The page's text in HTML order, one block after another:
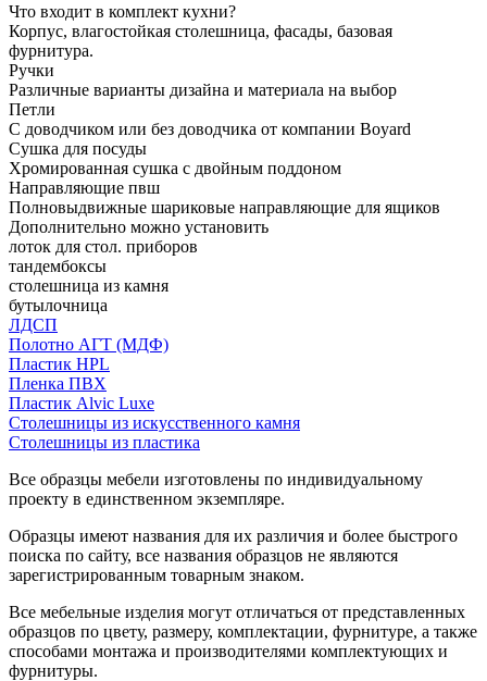
Что входит в комплект кухни?
Корпус, влагостойкая столешница, фасады, базовая
фурнитура.
Ручки
Различные варианты дизайна и материала на выбор
Петли
С доводчиком или без доводчика от компании Boyard
Сушка для посуды
Хромированная сушка с двойным поддоном
Направляющие пвш
Полновыдвижные шариковые направляющие для ящиков
Дополнительно можно установить
лоток для стол. приборов
тандембоксы
столешница из камня
бутылочница
ЛДСП
Полотно АГТ (МДФ)
Пластик HPL
Пленка ПВХ
Пластик Alvic Luxe
Столешницы из искусственного камня
Столешницы из пластика
Все образцы мебели изготовлены по индивидуальному
проекту в единственном экземпляре.
Образцы имеют названия для их различия и более быстрого
поиска по сайту, все названия образцов не являются
зарегистрированным товарным знаком.
Все мебельные изделия могут отличаться от представленных
образцов по цвету, размеру, комплектации, фурнитуре, а также
способами монтажа и производителями комплектующих и
фурнитуры.